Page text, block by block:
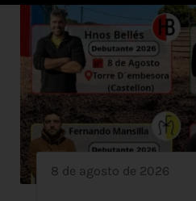
8 de agosto de 2026